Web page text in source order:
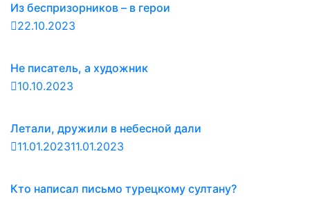
Из беспризорников – в герои
22.10.2023
Не писатель, а художник
10.10.2023
Летали, дружили в небесной дали
11.01.202311.01.2023
Кто написал письмо турецкому султану?